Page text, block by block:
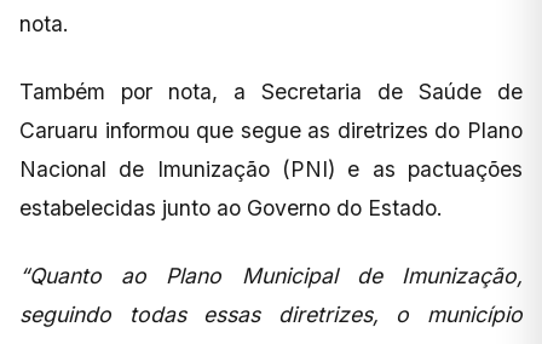
nota.
Também por nota, a Secretaria de Saúde de
Caruaru informou que segue as diretrizes do Plano
Nacional de Imunização (PNI) e as pactuações
estabelecidas junto ao Governo do Estado.
“Quanto ao Plano Municipal de Imunização,
seguindo todas essas diretrizes, o município